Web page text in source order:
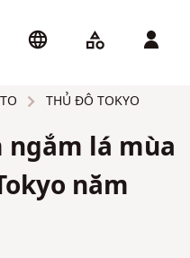
THỦ ĐÔ TOKYO
lá mùa
năm